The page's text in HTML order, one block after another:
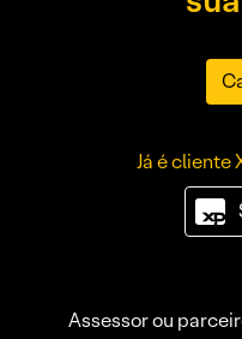
Já é cliente
Assessor ou